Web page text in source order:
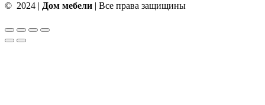
© 2024 | Дом мебели | Все права защищины